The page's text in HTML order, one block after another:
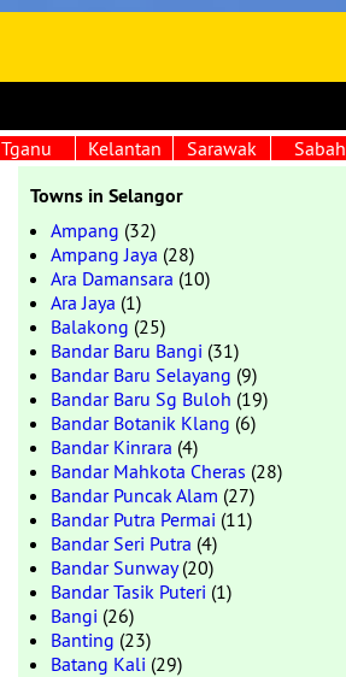
Tganu Kelantan Sarawak Sabah
Towns in Selangor
Ampang (32)
Ampang Jaya (28)
Ara Damansara (10)
Ara Jaya (1)
Balakong (25)
Bandar Baru Bangi (31)
Bandar Baru Selayang (9)
Bandar Baru Sg Buloh (19)
Bandar Botanik Klang (6)
Bandar Kinrara (4)
Bandar Mahkota Cheras (28)
Bandar Puncak Alam (27)
Bandar Putra Permai (11)
Bandar Seri Putra (4)
Bandar Sunway(20)
Bandar Tasik Puteri (1)
Bangi (26)
Banting (23)
Batang Kali (29)